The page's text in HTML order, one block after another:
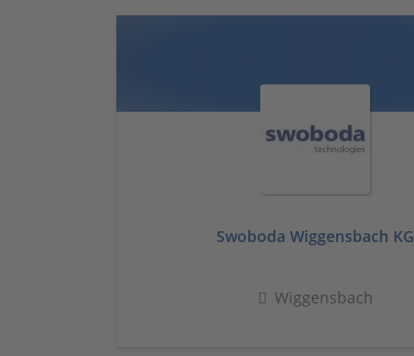
Swoboda Wiggensbach KG
Wiggensbach